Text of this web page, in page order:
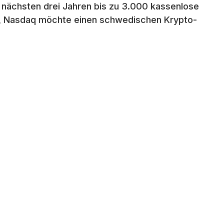
drei Jahren bis zu 3.000 kassenlose
möchte einen schwedischen Krypto-